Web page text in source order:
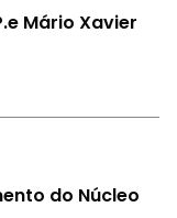
Mário Xavier
do Núcleo